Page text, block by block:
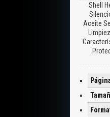
Shell
Aceite